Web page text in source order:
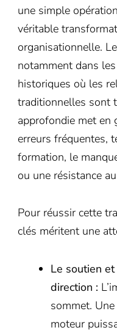
une simple
véritable
organisationnelle.
notamment dans
historiques où les
traditionnelles sont
approfondie met en
erreurs fréquentes,
formation, le
ou une résistance
Pour réussir cette
clés méritent une
Le soutien
direction :
sommet.
moteur